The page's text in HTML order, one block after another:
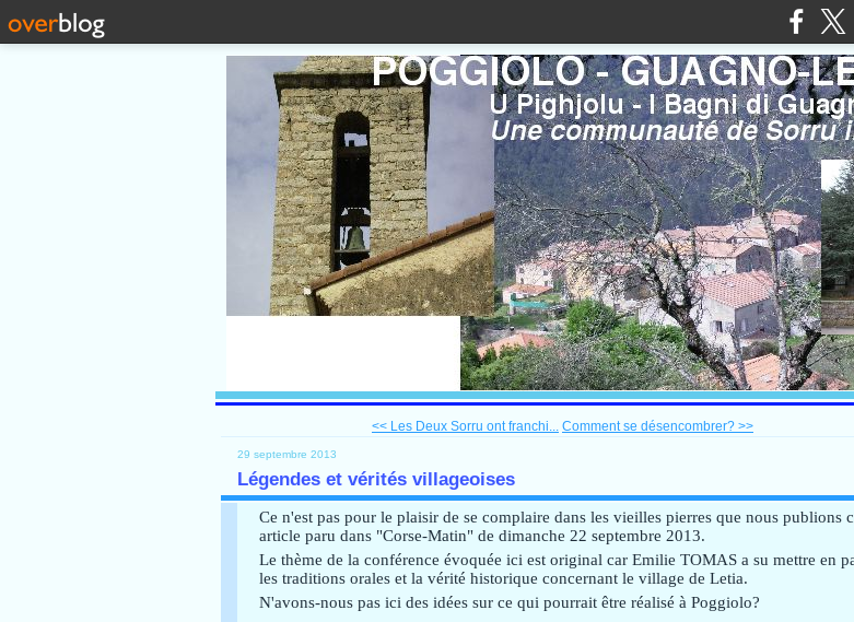
<< Les Deux Sorru ont franchi... Comment se désencombrer? >>
29 septembre 2013
Légendes et vérités villageoises
Ce n'est pas pour le plaisir de se complaire dans les vieilles pierres que nous publions
article paru dans "Corse-Matin" de dimanche 22 septembre 2013.
Le thème de la conférence évoquée ici est original car Emilie TOMAS a su mettre en
les traditions orales et la vérité historique concernant le village de Letia.
N'avons-nous pas ici des idées sur ce qui pourrait être réalisé à Poggiolo?